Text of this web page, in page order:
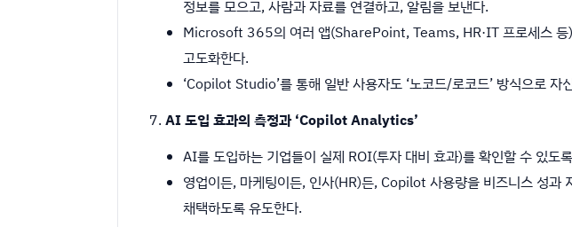
정보를 모으고, 사람과 자료를 연결하고, 알림을 보낸다.
Microsoft 365의 여러 앱(SharePoint, Teams, HR·IT 프로세스 등)
고도화한다.
‘Copilot Studio’를 통해 일반 사용자도 ‘노코드/로코드’ 방식으로
AI 도입 효과의 측정과 ‘Copilot Analytics’
AI를 도입하는 기업들이 실제 ROI(투자 대비 효과)를 확인할 수 있
영업이든, 마케팅이든, 인사(HR)든, Copilot 사용량을 비즈니스 성과
채택하도록 유도한다.